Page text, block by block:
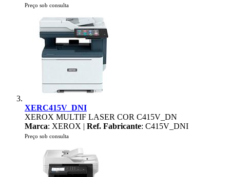
Preço sob consulta
XERC415V_DNI
XEROX MULTIF LASER COR C415V_DN
Marca: XEROX | Ref. Fabricante: C415V_DNI
Preço sob consulta